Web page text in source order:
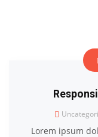
Lorem ipsum